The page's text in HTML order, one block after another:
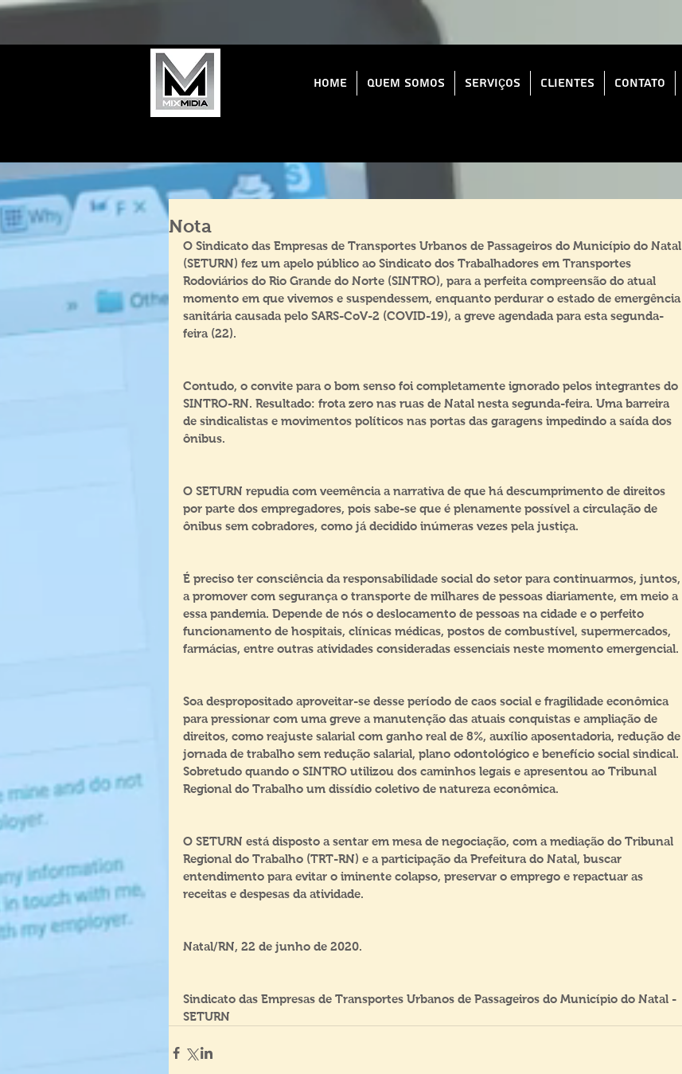
Home Quem Somos Serviços Clientes Contato
Nota
O Sindicato das Empresas de Transportes Urbanos de Passageiros do Município do Natal
(SETURN) fez um apelo público ao Sindicato dos Trabalhadores em Transportes
Rodoviários do Rio Grande do Norte (SINTRO), para a perfeita compreensão do atual
momento em que vivemos e suspendessem, enquanto perdurar o estado de emergência
sanitária causada pelo SARS-CoV-2 (COVID-19), a greve agendada para esta segunda-
feira (22).
Contudo, o convite para o bom senso foi completamente ignorado pelos integrantes do
SINTRO-RN. Resultado: frota zero nas ruas de Natal nesta segunda-feira. Uma barreira
de sindicalistas e movimentos políticos nas portas das garagens impedindo a saída dos
ônibus.
O SETURN repudia com veemência a narrativa de que há descumprimento de direitos
por parte dos empregadores, pois sabe-se que é plenamente possível a circulação de
ônibus sem cobradores, como já decidido inúmeras vezes pela justiça.
É preciso ter consciência da responsabilidade social do setor para continuarmos, juntos,
a promover com segurança o transporte de milhares de pessoas diariamente, em meio a
essa pandemia. Depende de nós o deslocamento de pessoas na cidade e o perfeito
funcionamento de hospitais, clínicas médicas, postos de combustível, supermercados,
farmácias, entre outras atividades consideradas essenciais neste momento emergencial.
Soa despropositado aproveitar-se desse período de caos social e fragilidade econômica
para pressionar com uma greve a manutenção das atuais conquistas e ampliação de
direitos, como reajuste salarial com ganho real de 8%, auxílio aposentadoria, redução de
jornada de trabalho sem redução salarial, plano odontológico e benefício social sindical.
Sobretudo quando o SINTRO utilizou dos caminhos legais e apresentou ao Tribunal
Regional do Trabalho um dissídio coletivo de natureza econômica.
O SETURN está disposto a sentar em mesa de negociação, com a mediação do Tribunal
Regional do Trabalho (TRT-RN) e a participação da Prefeitura do Natal, buscar
entendimento para evitar o iminente colapso, preservar o emprego e repactuar as
receitas e despesas da atividade.
Natal/RN, 22 de junho de 2020.
Sindicato das Empresas de Transportes Urbanos de Passageiros do Município do Natal -
SETURN